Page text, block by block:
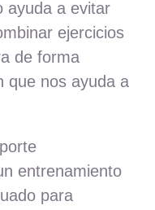
ayuda a evitar
ejercicios
de forma
que nos ayuda a
entrenamiento
para